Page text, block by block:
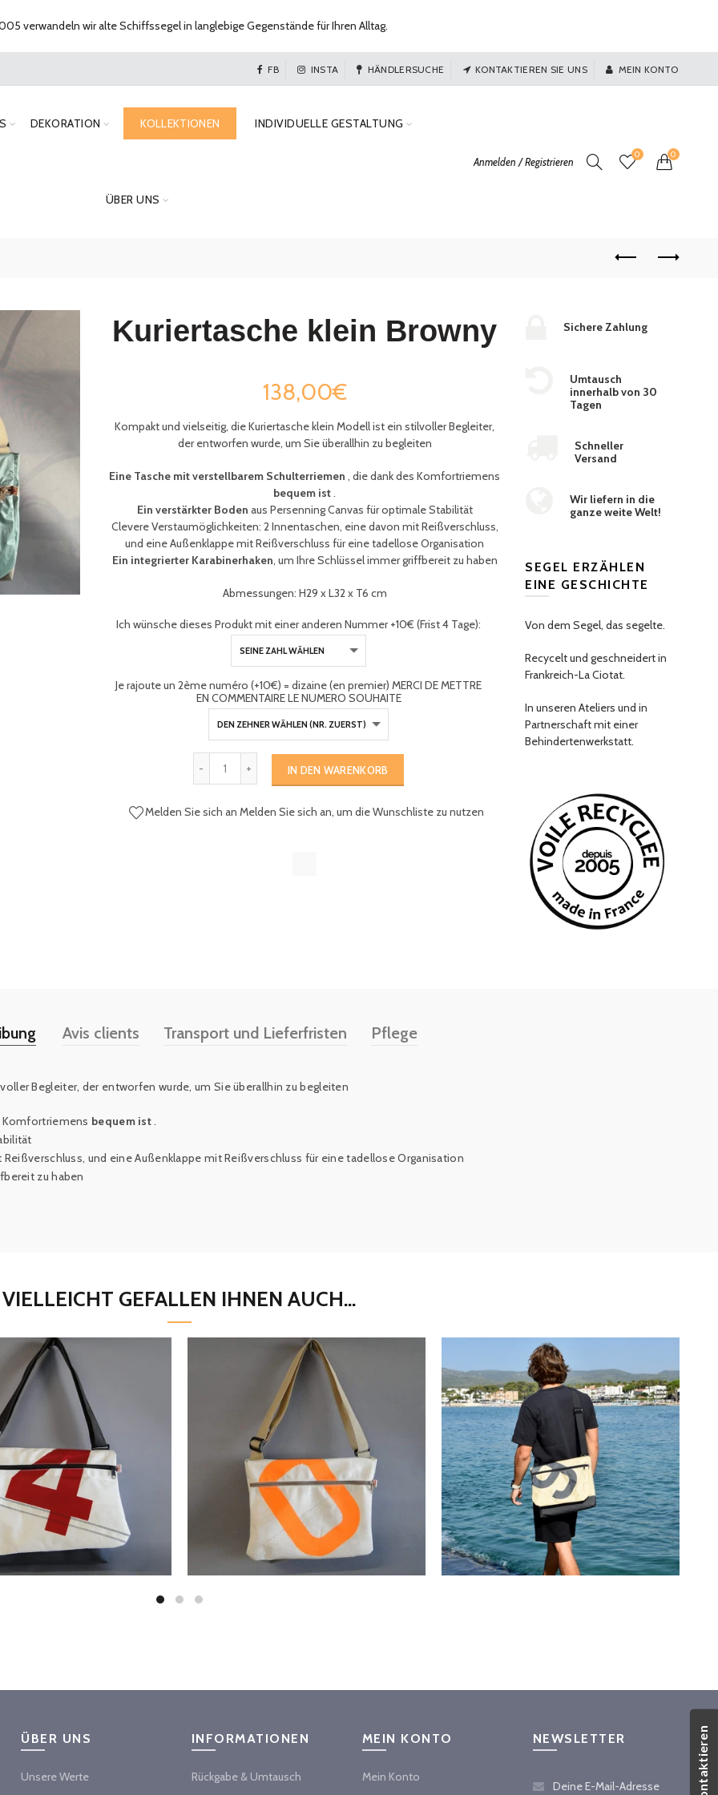
FB INSTA HÄNDLERSUCHE KONTAKTIEREN SIE UNS MEIN KONTO
DEKORATION KOLLEKTIONEN INDIVIDUELLE GESTALTUNG
ÜBER UNS
Anmelden / Registrieren
0 0
Kuriertasche klein Browny
138,00€
Kompakt und vielseitig, die Kuriertasche klein Modellist ein stilvoller Begleiter,
der entworfen wurde, um Sie überallhin zu begleiten
Eine Tasche mit verstellbarem Schulterriemen , die dank des Komfortriemens
bequem ist.
Ein verstärkter Boden aus Persenning Canvas für optimale Stabilität
Clevere Verstaumöglichkeiten: 2 Innentaschen, eine davon mit Reißverschluss,
und eine Außenklappe mit Reißverschluss für eine tadellose Organisation
Ein integrierter Karabinerhaken, um Ihre Schlüssel immer griffbereit zu haben
Abmessungen: H29 x L32 x T6 cm
Ich wünsche dieses Produkt mit einer anderen Nummer +10€ (Frist 4 Tage):
Je rajoute un 2ème numéro (+10€) = dizaine (en premier) MERCI DE METTRE
EN COMMENTAIRE LE NUMERO SOUHAITE
IN DEN WARENKORB
Melden Sie sich an Melden Sie sich an, um die Wunschliste zu nutzen
Sichere Zahlung
Umtausch
innerhalb von 30
Tagen
Schneller
Versand
Wir liefern in die
ganze weite Welt!
SEGEL ERZÄHLEN
EINE GESCHICHTE
Von dem Segel, das segelte.
Recycelt und geschneidert in
Frankreich-La Ciotat.
In unseren Ateliers und in
Partnerschaft mit einer
Behindertenwerkstatt.
Avis clients Transport und Lieferfristen Pflege
Begleiter, der entworfen wurde, um Sie überallhin zu begleiten
Komfortriemens bequem ist.
und eine Außenklappe mit Reißverschluss für eine tadellose Organisation
zu haben
VIELLEICHT GEFALLEN IHNEN AUCH...
ÜBER UNS
Unsere Werte
INFORMATIONEN
Rückgabe & Umtausch
MEIN KONTO
Mein Konto
NEWSLETTER
verwandeln wir alte Schiffssegel in langlebige Gegenstände für Ihren Alltag.